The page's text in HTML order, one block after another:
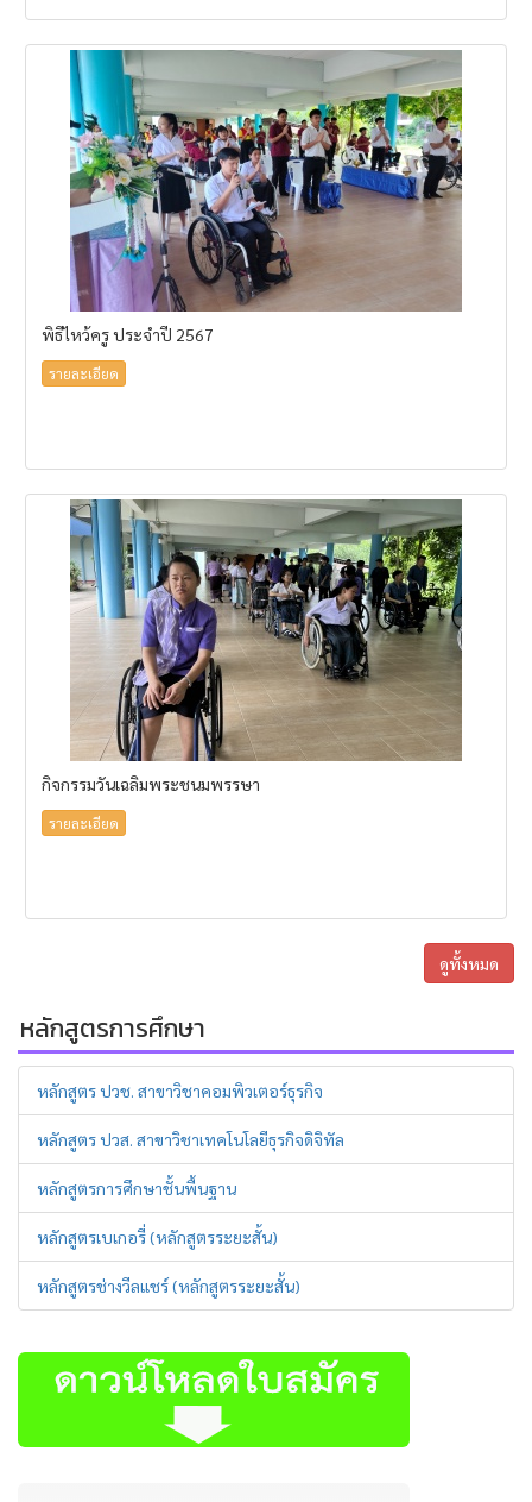
พิธีไหว้ครู ประจำปี 2567
รายละเอียด
กิจกรรมวันเฉลิมพระชนมพรรษา
รายละเอียด
ดูทั้งหมด
หลักสูตรการศึกษา
หลักสูตร ปวช. สาขาวิชาคอมพิวเตอร์ธุรกิจ
หลักสูตร ปวส. สาขาวิชาเทคโนโลยีธุรกิจดิจิทัล
หลักสูตรการศึกษาชั้นพื้นฐาน
หลักสูตรเบเกอรี่ (หลักสูตรระยะสั้น)
หลักสูตรช่างวีลแชร์ (หลักสูตรระยะสั้น)